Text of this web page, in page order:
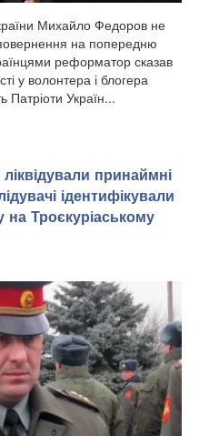
Михайло Федоров не
на попередню
реформатор сказав
у волонтера і блогера
Патріоти Україн...
принаймні
ідентифікували
Троєкуріаському